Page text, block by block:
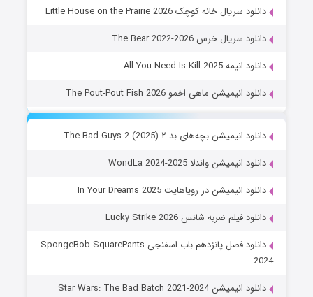
دانلود سریال خانه کوچک Little House on the Prairie 2026
دانلود سریال خرس The Bear 2022-2026
دانلود انیمه All You Need Is Kill 2025
دانلود انیمیشن ماهی اخمو The Pout-Pout Fish 2026
دانلود انیمیشن بچه‌های بد ۲ The Bad Guys 2 (2025)
دانلود انیمیشن واندلا WondLa 2024-2025
دانلود انیمیشن در رویاهایت In Your Dreams 2025
دانلود فیلم ضربه شانس Lucky Strike 2026
دانلود فصل پانزدهم باب اسفنجی SpongeBob SquarePants
2024
دانلود انیمیشن Star Wars: The Bad Batch 2021-2024